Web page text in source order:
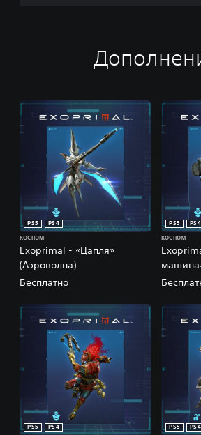
Exoprimal - «Цапля»
(Аэроволна)
PS5
PS4
КОСТЮМ
Бесплатно
PS5
PS4
КОСТЮМ
PS5
PS4
PS5
PS4